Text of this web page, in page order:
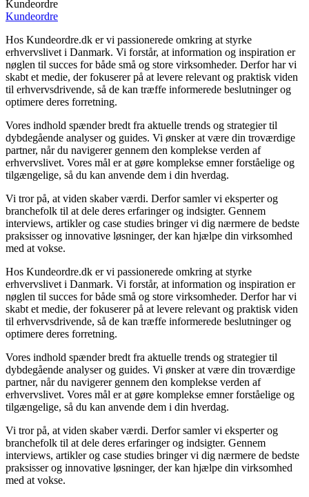
Kundeordre
Kundeordre
Hos Kundeordre.dk er vi passionerede omkring at styrke
erhvervslivet i Danmark. Vi forstår, at information og inspiration er
nøglen til succes for både små og store virksomheder. Derfor har vi
skabt et medie, der fokuserer på at levere relevant og praktisk viden
til erhvervsdrivende, så de kan træffe informerede beslutninger og
optimere deres forretning.
Vores indhold spænder bredt fra aktuelle trends og strategier til
dybdegående analyser og guides. Vi ønsker at være din troværdige
partner, når du navigerer gennem den komplekse verden af
erhvervslivet. Vores mål er at gøre komplekse emner forståelige og
tilgængelige, så du kan anvende dem i din hverdag.
Vi tror på, at viden skaber værdi. Derfor samler vi eksperter og
branchefolk til at dele deres erfaringer og indsigter. Gennem
interviews, artikler og case studies bringer vi dig nærmere de bedste
praksisser og innovative løsninger, der kan hjælpe din virksomhed
med at vokse.
Hos Kundeordre.dk er vi passionerede omkring at styrke
erhvervslivet i Danmark. Vi forstår, at information og inspiration er
nøglen til succes for både små og store virksomheder. Derfor har vi
skabt et medie, der fokuserer på at levere relevant og praktisk viden
til erhvervsdrivende, så de kan træffe informerede beslutninger og
optimere deres forretning.
Vores indhold spænder bredt fra aktuelle trends og strategier til
dybdegående analyser og guides. Vi ønsker at være din troværdige
partner, når du navigerer gennem den komplekse verden af
erhvervslivet. Vores mål er at gøre komplekse emner forståelige og
tilgængelige, så du kan anvende dem i din hverdag.
Vi tror på, at viden skaber værdi. Derfor samler vi eksperter og
branchefolk til at dele deres erfaringer og indsigter. Gennem
interviews, artikler og case studies bringer vi dig nærmere de bedste
praksisser og innovative løsninger, der kan hjælpe din virksomhed
med at vokse.